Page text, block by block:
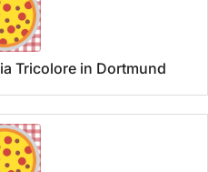
Tricolore in Dortmund